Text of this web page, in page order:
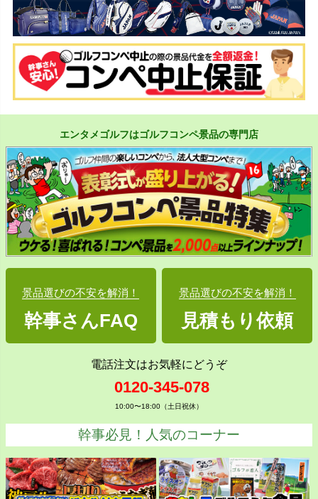
エンタメゴルフはゴルフコンペ景品の専門店
景品選びの不安を解消！
幹事さんFAQ
景品選びの不安を解消！
見積もり依頼
電話注文はお気軽にどうぞ
0120-345-078
10:00〜18:00（土日祝休）
幹事必見！人気のコーナー